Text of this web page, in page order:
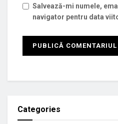
Salvează-mi numele,
navigator pentru data
Categories